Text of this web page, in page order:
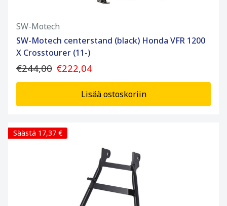
SW-Motech
SW-Motech centerstand (black) Honda VFR 1200
X Crosstourer (11-)
€244,00 €222,04
Lisää ostoskoriin
Säästä 17,37 €